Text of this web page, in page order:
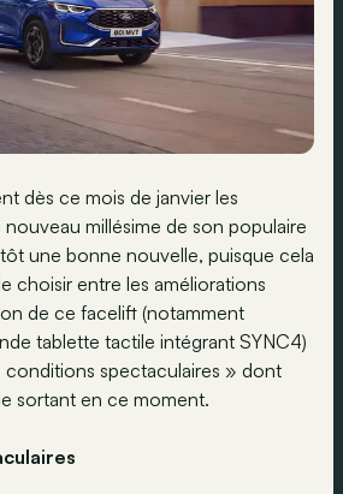
dès ce mois de janvier les
millésime de son populaire
une bonne nouvelle, puisque cela
choisir entre les améliorations
de ce facelift (notamment
tablette tactile intégrant SYNC4)
spectaculaires » dont
sortant en ce moment.